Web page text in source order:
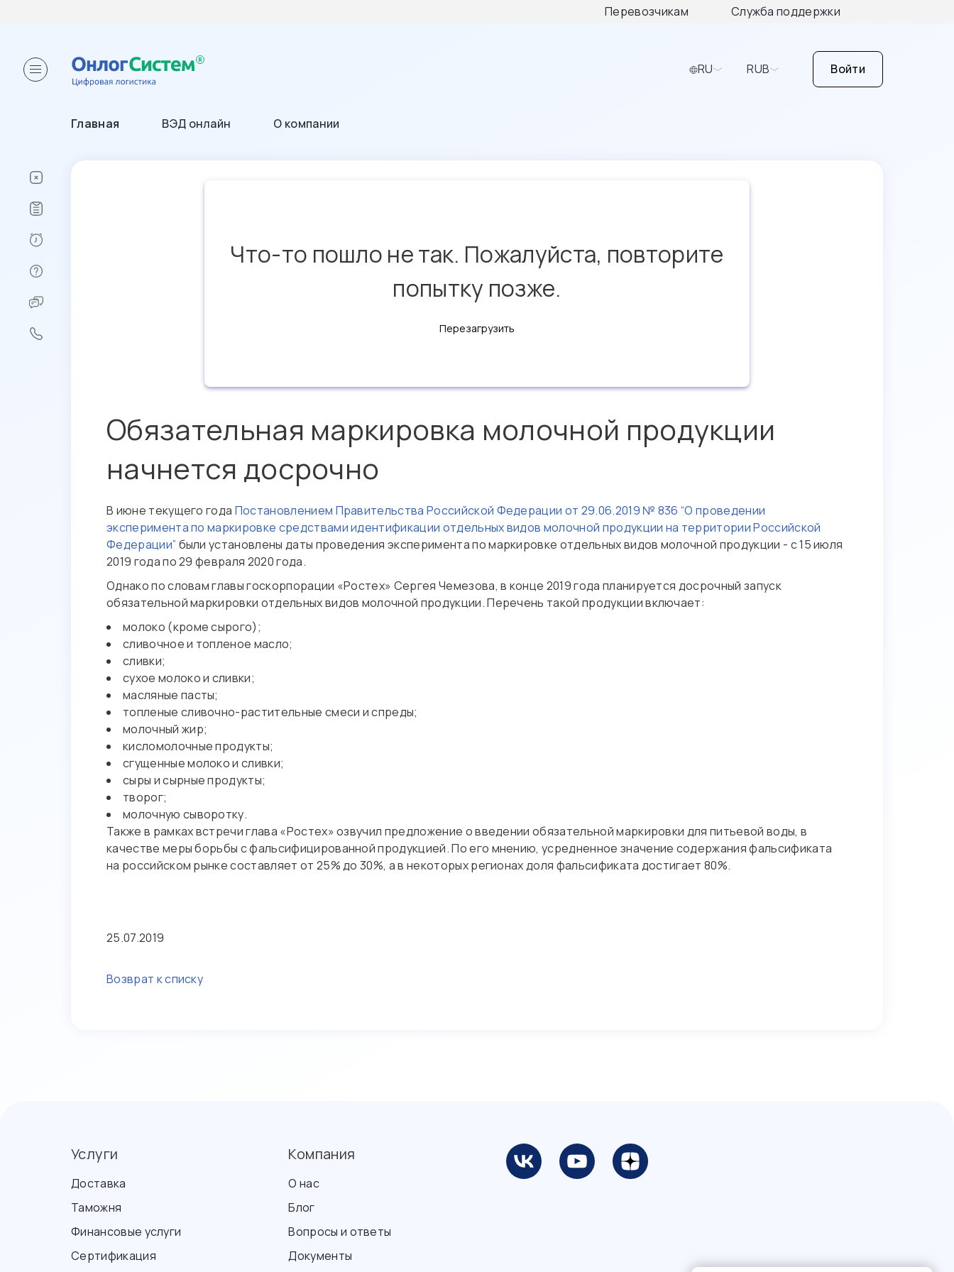
Перевозчикам Служба поддержки
RU RUB Войти
Главная ВЭД онлайн О компании
Что-то пошло не так. Пожалуйста, повторите
попытку позже.
Перезагрузить
Обязательная маркировка молочной продукции
начнется досрочно
В июне текущего года Постановлением Правительства Российской Федерации от 29.06.2019 № 836 “О проведении
эксперимента по маркировке средствами идентификации отдельных видов молочной продукции на территории Российской
Федерации” были установлены даты проведения эксперимента по маркировке отдельных видов молочной продукции - с 15 июля
2019 года по 29 февраля 2020 года.
Однако по словам главы госкорпорации «Ростех» Сергея Чемезова, в конце 2019 года планируется досрочный запуск
обязательной маркировки отдельных видов молочной продукции. Перечень такой продукции включает:
молоко (кроме сырого);
сливочное и топленое масло;
сливки;
сухое молоко и сливки;
масляные пасты;
топленые сливочно-растительные смеси и спреды;
молочный жир;
кисломолочные продукты;
сгущенные молоко и сливки;
сыры и сырные продукты;
творог;
молочную сыворотку.
Также в рамках встречи глава «Ростех» озвучил предложение о введении обязательной маркировки для питьевой воды, в
качестве меры борьбы с фальсифицированной продукцией. По его мнению, усредненное значение содержания фальсификата
на российском рынке составляет от 25% до 30%, а в некоторых регионах доля фальсификата достигает 80%.
25.07.2019
Возврат к списку
Услуги
Доставка
Таможня
Финансовые услуги
Сертификация
Компания
О нас
Блог
Вопросы и ответы
Документы